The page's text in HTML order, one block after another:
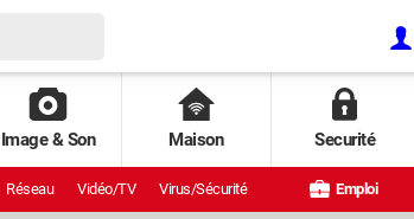
Image & Son Maison Securité
Réseau Vidéo/TV Virus/Sécurité Emploi